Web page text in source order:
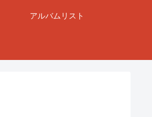
アルバムリスト